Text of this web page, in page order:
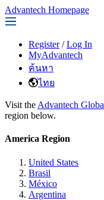
Advantech Homepage
Register / Log In
MyAdvantech
ค้นหา
ไทย
Visit the Advantech
region below.
America Region
United States
Brasil
México
Argentina